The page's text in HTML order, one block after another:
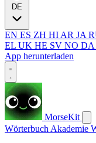
EN ES ZH HI AR JA
EL UK HE SV NO DA
App herunterladen
MorseKit
Wörterbuch Akademie